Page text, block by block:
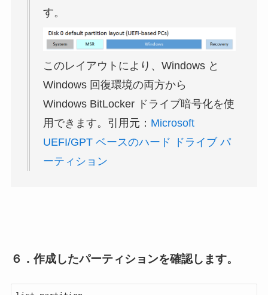
す。
このレイアウトにより、Windows と
Windows 回復環境の両方から
Windows BitLocker ドライブ暗号化を使
用できます。引用元： Microsoft
UEFI/GPT ベースのハード ドライブ パ
ーティション
６．作成したパーティションを確認します。